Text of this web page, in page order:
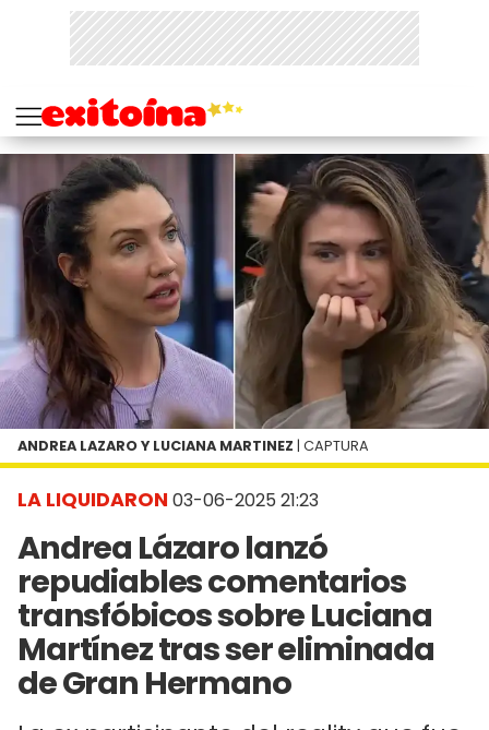
LA LIQUIDARON 03-06-2025 21:23
Andrea Lázaro lanzó
repudiables comentarios
transfóbicos sobre Luciana
Martínez tras ser eliminada
de Gran Hermano
ANDREA LAZARO Y LUCIANA MARTINEZ | CAPTURA